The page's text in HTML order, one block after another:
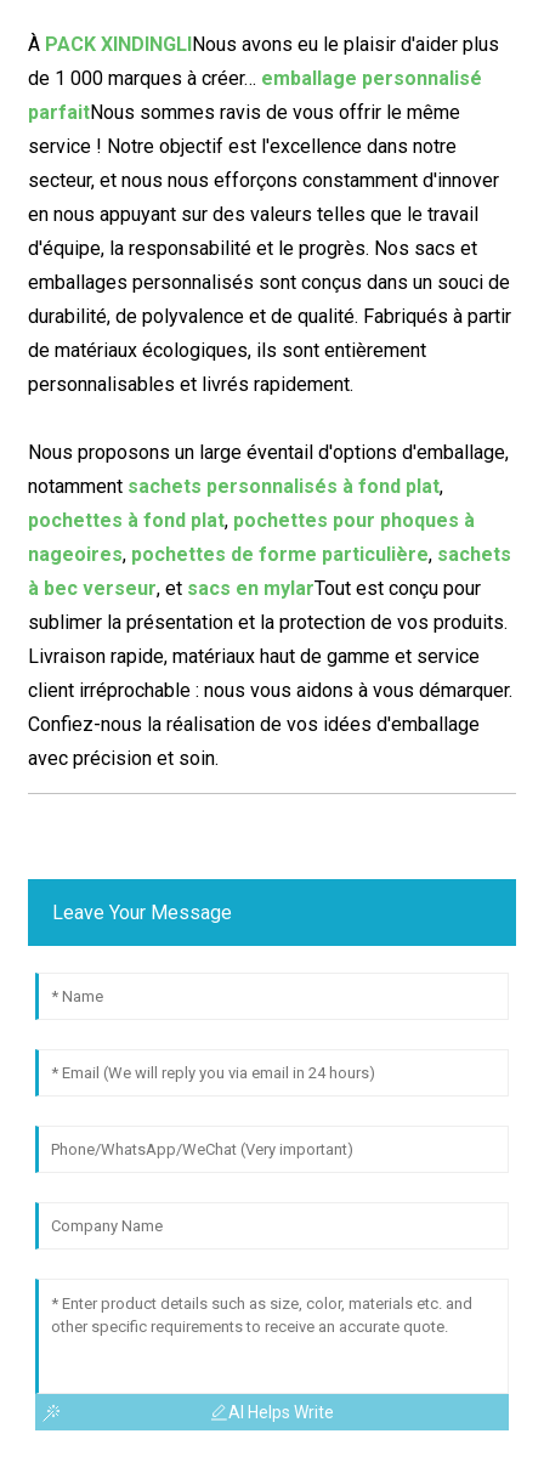
À PACK XINDINGLINous avons eu le plaisir d'aider plus
de 1 000 marques à créer… emballage personnalisé
parfaitNous sommes ravis de vous offrir le même
service ! Notre objectif est l'excellence dans notre
secteur, et nous nous efforçons constamment d'innover
en nous appuyant sur des valeurs telles que le travail
d'équipe, la responsabilité et le progrès. Nos sacs et
emballages personnalisés sont conçus dans un souci de
durabilité, de polyvalence et de qualité. Fabriqués à partir
de matériaux écologiques, ils sont entièrement
personnalisables et livrés rapidement.
Nous proposons un large éventail d'options d'emballage,
notamment sachets personnalisés à fond plat,
pochettes à fond plat, pochettes pour phoques à
nageoires, pochettes de forme particulière, sachets
à bec verseur, et sacs en mylarTout est conçu pour
sublimer la présentation et la protection de vos produits.
Livraison rapide, matériaux haut de gamme et service
client irréprochable : nous vous aidons à vous démarquer.
Confiez-nous la réalisation de vos idées d'emballage
avec précision et soin.
Leave Your Message
AI Helps Write